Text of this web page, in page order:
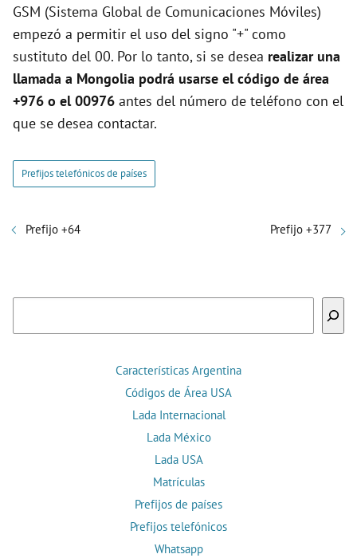
GSM (Sistema Global de Comunicaciones Móviles)
empezó a permitir el uso del signo "+" como
sustituto del 00. Por lo tanto, si se desea realizar una
llamada a Mongolia podrá usarse el código de área
+976 o el 00976 antes del número de teléfono con el
que se desea contactar.
Prefijos telefónicos de países
Prefijo +64 Prefijo +377
Características Argentina
Códigos de Área USA
Lada Internacional
Lada México
Lada USA
Matrículas
Prefijos de países
Prefijos telefónicos
Whatsapp